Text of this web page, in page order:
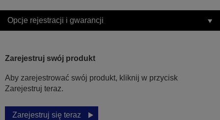
Opcje rejestracji i gwarancji
Zarejestruj swój produkt
Aby zarejestrować swój produkt, kliknij w przycisk
Zarejestruj teraz.
Zarejestruj się teraz